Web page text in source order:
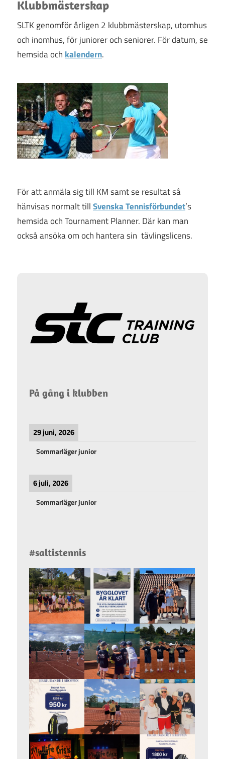
Klubbmästerskap
SLTK genomför årligen 2 klubbmästerskap, utomhus
och inomhus, för juniorer och seniorer. För datum, se
hemsida och kalendern.
För att anmäla sig till KM samt se resultat så
hänvisas normalt tillSvenska Tennisförbundet’s
hemsida och Tournament Planner. Där kan man
också ansöka om och hantera sin tävlingslicens.
På gång i klubben
29 juni, 2026
Sommarläger junior
6 juli, 2026
Sommarläger junior
#saltistennis